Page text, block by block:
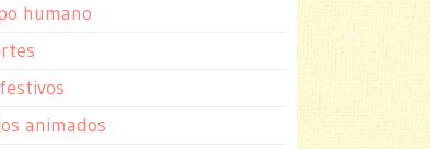
humano
animados